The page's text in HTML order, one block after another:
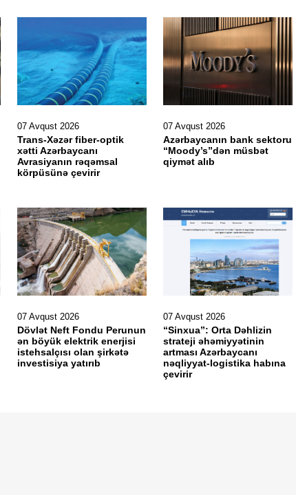
07 Avqust 2026
Trans-Xəzər fiber-optik
xətti Azərbaycanı
Avrasiyanın rəqəmsal
körpüsünə çevirir
07 Avqust 2026
Azərbaycanın bank sektoru
“Moody’s”dən müsbət
qiymət alıb
07 Avqust 2026
Dövlət Neft Fondu Perunun
ən böyük elektrik enerjisi
istehsalçısı olan şirkətə
investisiya yatırıb
07 Avqust 2026
“Sinxua”: Orta Dəhlizin
strateji əhəmiyyətinin
artması Azərbaycanı
nəqliyyat-logistika habına
çevirir